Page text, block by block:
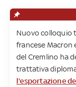
Nuovo colloquio
francese Macron
del Cremlino ha
trattativa
l'esportazione